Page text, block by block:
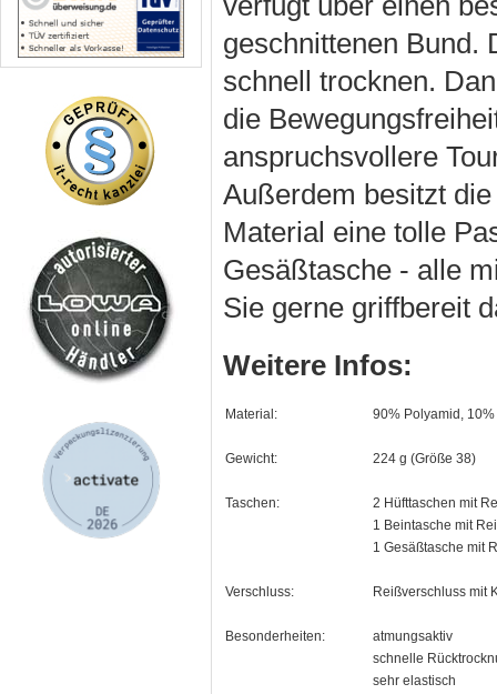
geschnittenen Bund.
schnell trocknen.
die
anspruchsvollere
Außerdem besitzt
Material eine tolle
Gesäßtasche - alle
Sie gerne griffbereit
Weitere Infos:
Material: 90% Polyamid,
Gewicht: 224 g (Größe 38)
Taschen:
2 Hüfttaschen mit
1 Beintasche mit
1 Gesäßtasche mit
Verschluss: Reißverschluss mit
Besonderheiten:
atmungsaktiv
schnelle
sehr elastisch